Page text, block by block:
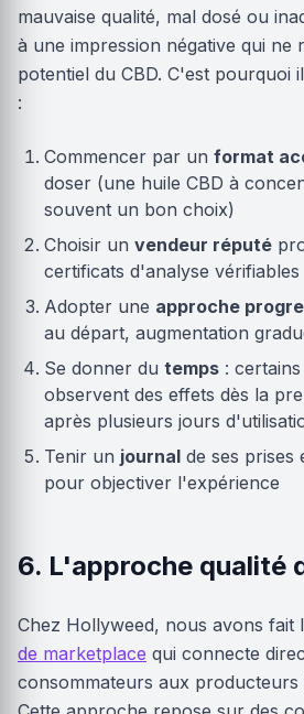
mauvaise qualité, mal dosé ou
à une impression négative qui ne
potentiel du CBD. C'est pourquoi
:
Commencer par un format
doser (une huile CBD à
souvent un bon choix)
Choisir un vendeur réputé
certificats d'analyse vérifiables
Adopter une approche
au départ, augmentation
Se donner du temps :
observent des effets dès la
après plusieurs jours
Tenir un journal de ses prises
pour objectiver l'expérience
6. L'approche qualité
Chez Hollyweed, nous avons fait
de marketplace qui connecte
consommateurs aux producteurs